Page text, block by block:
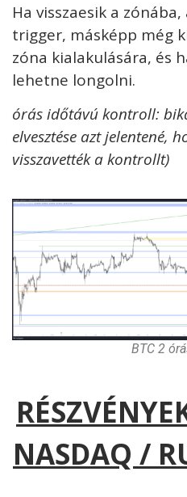
Ha visszaesik a
trigger, másképp még
zóna kialakulására, és
lehetne longolni.
órás időtávú kontroll:
elvesztése azt jelentené,
visszavették a kontrollt)
BTC 2
NASDAQ /